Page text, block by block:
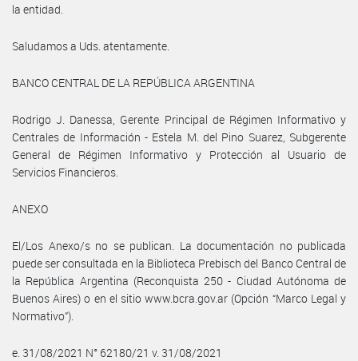
la entidad.
Saludamos a Uds. atentamente.
BANCO CENTRAL DE LA REPÚBLICA ARGENTINA
Rodrigo J. Danessa, Gerente Principal de Régimen Informativo y
Centrales de Información - Estela M. del Pino Suarez, Subgerente
General de Régimen Informativo y Protección al Usuario de
Servicios Financieros.
ANEXO
El/Los Anexo/s no se publican. La documentación no publicada
puede ser consultada en la Biblioteca Prebisch del Banco Central de
la República Argentina (Reconquista 250 - Ciudad Autónoma de
Buenos Aires) o en el sitio www.bcra.gov.ar (Opción “Marco Legal y
Normativo”).
e. 31/08/2021 N° 62180/21 v. 31/08/2021